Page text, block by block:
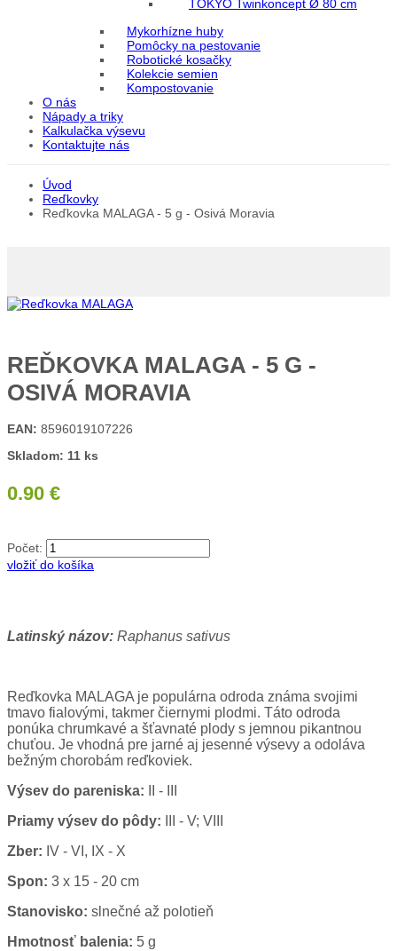
TOKYO Twinkoncept Ø 80 cm
Mykorhízne huby
Pomôcky na pestovanie
Robotické kosačky
Kolekcie semien
Kompostovanie
O nás
Nápady a triky
Kalkulačka výsevu
Kontaktujte nás
Úvod
Reďkovky
Reďkovka MALAGA - 5 g - Osivá Moravia
REĎKOVKA MALAGA - 5 G -
OSIVÁ MORAVIA
EAN: 8596019107226
Skladom: 11 ks
0.90 €
Počet:
vložiť do košíka
Latinský názov: Raphanus sativus
Reďkovka MALAGA je populárna odroda známa svojimi
tmavo fialovými, takmer čiernymi plodmi. Táto odroda
ponúka chrumkavé a šťavnaté plody s jemnou pikantnou
chuťou. Je vhodná pre jarné aj jesenné výsevy a odoláva
bežným chorobám reďkoviek.
Výsev do pareniska: II - III
Priamy výsev do pôdy: III - V; VIII
Zber: IV - VI, IX - X
Spon: 3 x 15 - 20 cm
Stanovisko: slnečné až polotieň
Hmotnosť balenia: 5 g